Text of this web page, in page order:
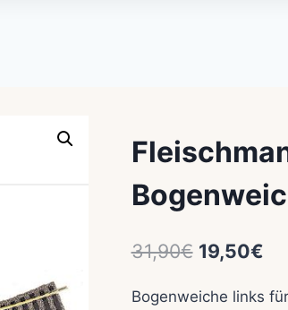
31,90€ 19,50€
Bogenweiche links